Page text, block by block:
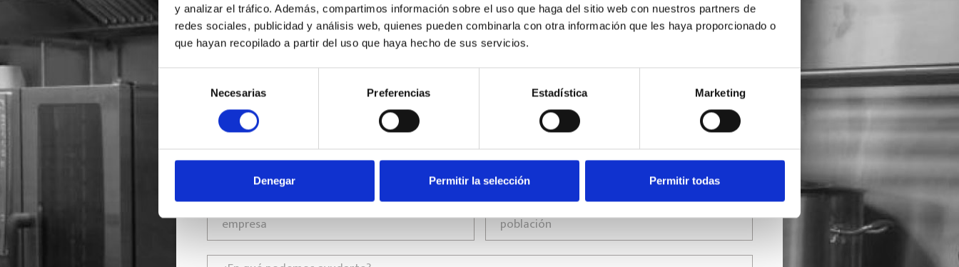
y analizar el tráfico. Además, compartimos información sobre el uso que haga del sitio web con nuestros partners de
redes sociales, publicidad y análisis web, quienes pueden combinarla con otra información que les haya proporcionado o
que hayan recopilado a partir del uso que haya hecho de sus servicios.
consentimiento
Necesarias Preferencias Estadística Marketing
Denegar Permitir la selección Permitir todas
SOLICITA INFORMACIÓN